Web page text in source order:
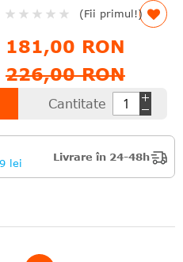
Rating:
(Fii primul!)
181,00 RON
226,00 RON
Cantitate
lei
Livrare în 24-48h